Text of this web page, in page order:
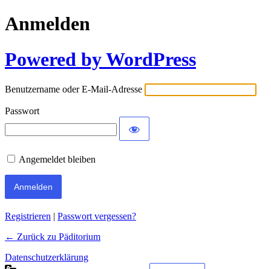
Anmelden
Powered by WordPress
Benutzername oder E-Mail-Adresse
Passwort
Angemeldet bleiben
Registrieren | Passwort vergessen?
← Zurück zu Päditorium
Datenschutzerklärung